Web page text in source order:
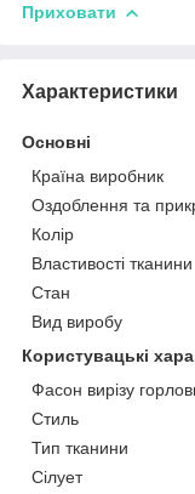
Приховати
Характеристики
Основні
Країна виробник
Оздоблення та
Колір
Властивості тканини
Стан
Вид виробу
Користувацькі
Фасон вирізу
Стиль
Тип тканини
Сілует